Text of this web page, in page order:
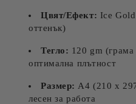
Цвят/Ефект: Ice Gold
оттенък)
Тегло: 120 gm
оптимална плътност
Размер: A4 (210 x
лесен за работа